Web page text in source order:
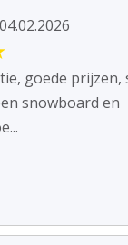
goede prijzen,
snowboard en